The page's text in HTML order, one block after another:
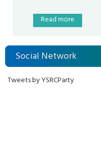
Read more
Social Network
Tweets by YSRCParty